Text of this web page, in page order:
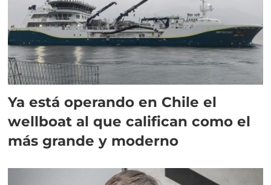
Ya está operando en Chile el
wellboat al que califican como el
más grande y moderno